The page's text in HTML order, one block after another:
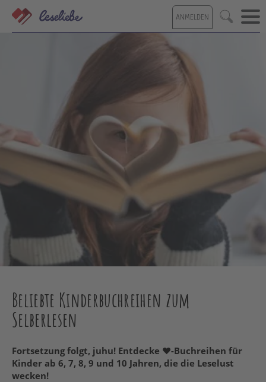
Direkt
zum
Inhalt
ANMELDEN Suche
Beliebte Kinderbuchreihen zum
Selberlesen
Fortsetzung folgt, juhu! Entdecke ♥-Buchreihen für
Kinder ab 6, 7, 8, 9 und 10 Jahren, die die Leselust
wecken!